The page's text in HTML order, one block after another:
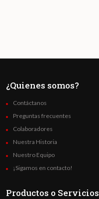
¿Quienes somos?
Contáctanos
Preguntas frecuentes
Colaboradores
Nuestra Historia
Nuestro Equipo
¡Sigamos en contacto!
Productos o Servicios